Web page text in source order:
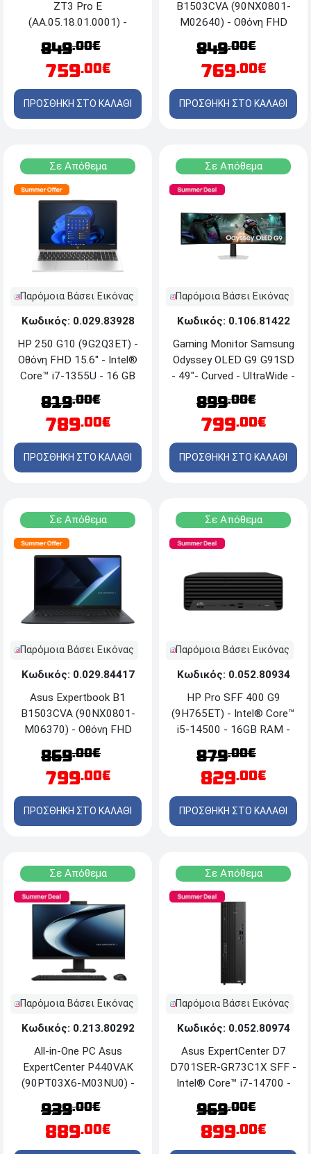
ZT3 Pro E
(AA.05.18.01.0001) -
25km/h - Black
849.00€
759.00€
ΠΡΟΣΘΗΚΗ ΣΤΟ ΚΑΛΑΘΙ
B1503CVA (90NX0801-
M02640) - Οθόνη FHD
15.6'' - Intel® Core™ i7
1335U - 16GB RAM -
512GB SSD NVMe™ M.2 -
Windows 11 Pro
849.00€
769.00€
ΠΡΟΣΘΗΚΗ ΣΤΟ ΚΑΛΑΘΙ
Σε Απόθεμα
Παρόμοια Βάσει Εικόνας
Κωδικός: 0.029.83928
HP 250 G10 (9G2Q3ET) -
Οθόνη FHD 15.6'' - Intel®
Core™ i7-1355U - 16 GB
RAM - 512GB SSD -
Windows 11 Pro - Turbo
Silver
819.00€
789.00€
ΠΡΟΣΘΗΚΗ ΣΤΟ ΚΑΛΑΘΙ
Σε Απόθεμα
Παρόμοια Βάσει Εικόνας
Κωδικός: 0.106.81422
Gaming Monitor Samsung
Odyssey OLED G9 G91SD
- 49"- Curved - UltraWide -
DQHD - OLED -
144Hz/0.03ms -
ΗDMI/micro HDMI/DP
899.00€
799.00€
ΠΡΟΣΘΗΚΗ ΣΤΟ ΚΑΛΑΘΙ
Σε Απόθεμα
Παρόμοια Βάσει Εικόνας
Κωδικός: 0.029.84417
Asus Expertbook B1
B1503CVA (90NX0801-
M06370) - Οθόνη FHD
15.6'' - Intel® Core™ i7
13620H - 16GB RAM -
512GB SSD NVMe™ M.2 -
Windows 11 Pro
869.00€
799.00€
ΠΡΟΣΘΗΚΗ ΣΤΟ ΚΑΛΑΘΙ
Σε Απόθεμα
Παρόμοια Βάσει Εικόνας
Κωδικός: 0.052.80934
HP Pro SFF 400 G9
(9H765ET) - Intel® Core™
i5-14500 - 16GB RAM -
512GB NVMe SSD -
Windows 11 Pro
879.00€
829.00€
ΠΡΟΣΘΗΚΗ ΣΤΟ ΚΑΛΑΘΙ
Σε Απόθεμα
Παρόμοια Βάσει Εικόνας
Κωδικός: 0.213.80292
All-in-One PC Asus
ExpertCenter P440VAK
(90PT03X6-M03NU0) -
Οθόνη FHD 24'' - Intel®
Core™ i5-13420H - 16GB
RAM - 512GB M.2 SSD
NVMe - Windows 11 Pro
939.00€
889.00€
Σε Απόθεμα
Παρόμοια Βάσει Εικόνας
Κωδικός: 0.052.80974
Asus ExpertCenter D7
D701SER-GR73C1X SFF -
Intel® Core™ i7-14700 -
16GB RAM - 512GB SSD
M.2 - DVD±RW - Windows
11 Pro
969.00€
899.00€